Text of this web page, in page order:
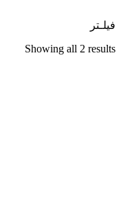
فیلـتر
Showing all 2 results